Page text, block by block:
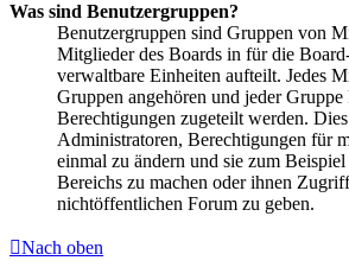
Was sind Benutzergruppen?
Benutzergruppen sind Gruppen von
Mitglieder des Boards in für die
verwaltbare Einheiten aufteilt. Jedes
Gruppen angehören und jeder Gruppe
Berechtigungen zugeteilt werden.
Administratoren, Berechtigungen für
einmal zu ändern und sie zum
Bereichs zu machen oder ihnen
nichtöffentlichen Forum zu geben.
Nach oben